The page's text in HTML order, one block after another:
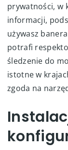
prywatności, w
informacji,
używasz
potrafi
śledzenie do
istotne w
zgoda na